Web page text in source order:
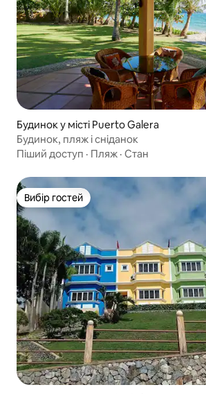
Будинок у місті Puerto Galera
Будинок, пляж і сніданок
Піший доступ · Пляж · Стан
Вибір гостей
Вибір гостей